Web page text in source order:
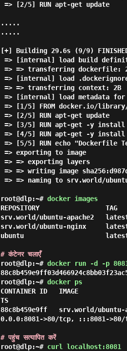
.....
.....
[+] Building 29.6s (9/9)
root@dlp:~# docker images
REPOSITORY
srv.world/ubuntu-apache2
srv.world/ubuntu-nginx
ubuntu                     latest
# कंटेनर चलाएँ
root@dlp:~# docker run -d -p
root@dlp:~# docker ps
CONTAINER ID   IMAGE
TS
88c8b459e9ff   srv.world/
0.0.0:8081->80/tcp, :::8081->80/
# पहुंच सत्यापित करें
root@dlp:~# curl localhost:8081